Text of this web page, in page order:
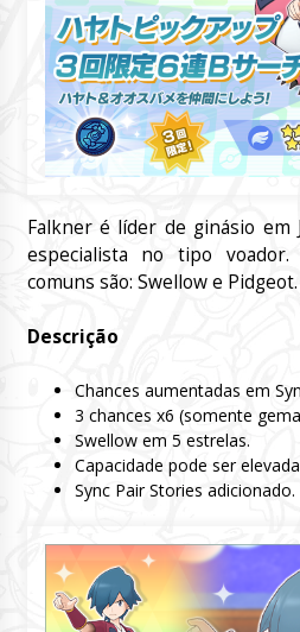
Falkner é líder de ginásio em
especialista no tipo voador.
comuns são: Swellow e Pidgeot.
Descrição
Chances aumentadas em
3 chances x6 (somente
Swellow em 5 estrelas.
Capacidade pode ser
Sync Pair Stories adicionado.